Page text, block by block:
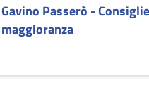
Gavino Passerò -
maggioranza